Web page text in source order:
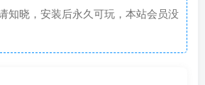
知晓，安装后永久可玩，本站会员没